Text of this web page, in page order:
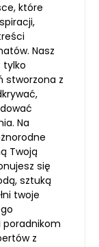
które
Nasz
tylko
stworzona z
Na
Twoją
się
sztuką
twoje
poradnikom
z